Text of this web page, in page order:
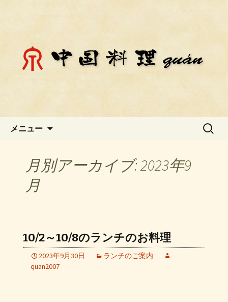
「チェン」のお知らせ
メニュー
検
月別アーカイブ: 2023年9
月
10/2～10/8のランチのお料理
2023年9月30日
ランチのご案内
quan2007